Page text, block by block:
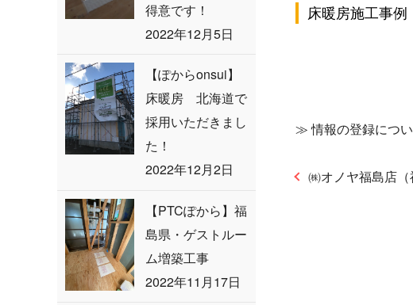
床暖房施工事例
≫情報の登録につ
㈱オノヤ福島店（
得意です！
2022年12月5日
【ぽからonsui】
床暖房 北海道で
採用いただきまし
た！
2022年12月2日
【PTCぽから】福
島県・ゲストルー
ム増築工事
2022年11月17日